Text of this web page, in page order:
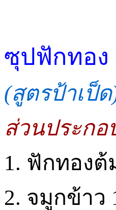
ซุปฟักทอง
(สูตรป้าเป็ด
ส่วนประกอ
1. ฟักทองต้
2. จมูกข้าว